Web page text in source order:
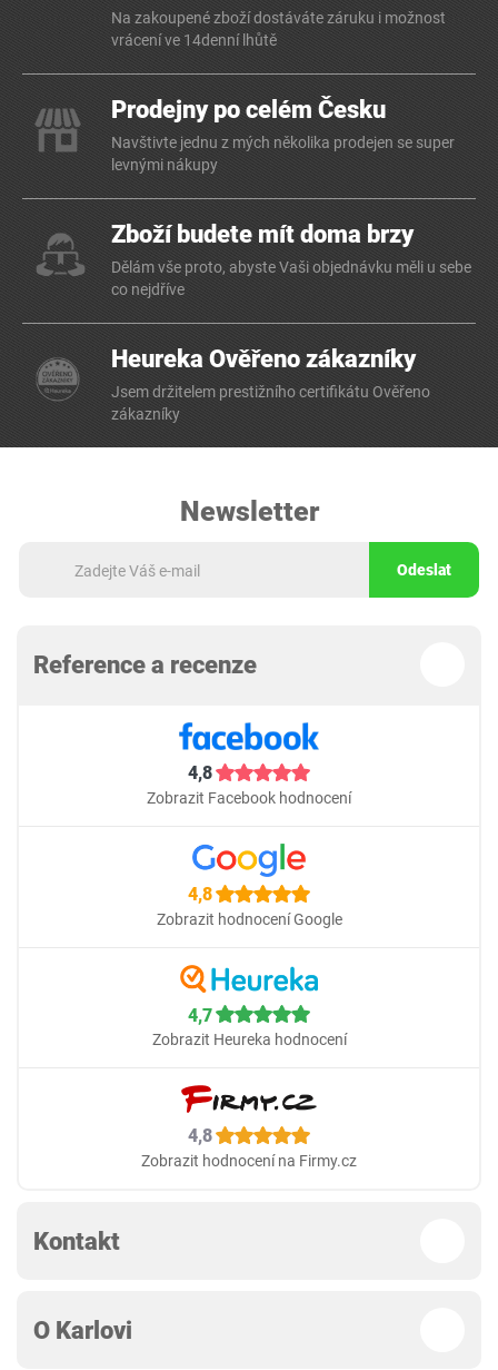
Na zakoupené zboží dostáváte záruku i možnost
vrácení ve 14denní lhůtě
Prodejny po celém Česku
Navštivte jednu z mých několika prodejen se super
levnými nákupy
Zboží budete mít doma brzy
Dělám vše proto, abyste Vaši objednávku měli u sebe
co nejdříve
Heureka Ověřeno zákazníky
Jsem držitelem prestižního certifikátu Ověřeno
zákazníky
Newsletter
Odeslat
Reference a recenze
4,8
Zobrazit Facebook hodnocení
4,8
Zobrazit hodnocení Google
4,7
Zobrazit Heureka hodnocení
4,8
Zobrazit hodnocení na Firmy.cz
Kontakt
O Karlovi